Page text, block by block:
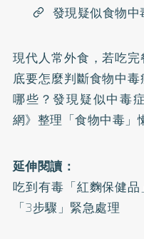
發現疑似食物中
現代人常外食，若吃
底要怎麼判斷食物中
哪些？發現疑似中毒
網》整理「食物中毒」
延伸閱讀：
吃到有毒「紅麴保健
「3步驟」緊急處理